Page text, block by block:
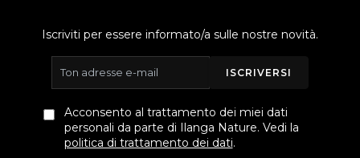
Iscriviti per essere informato/a sulle nostre novità.
ISCRIVERSI
Acconsento al trattamento dei miei dati
personali da parte di Ilanga Nature. Vedi la
politica di trattamento dei dati.